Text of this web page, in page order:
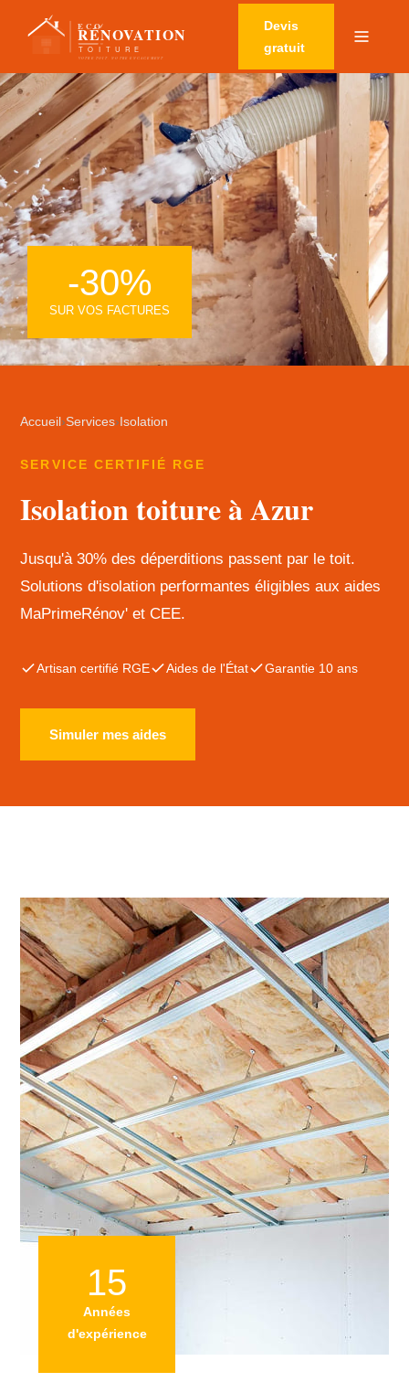
Devis
gratuit
Accueil ›Services› Isolation
SERVICE CERTIFIÉ RGE
Isolation toiture à Azur
Jusqu'à 30% des déperditions passent par le toit.
Solutions d'isolation performantes éligibles aux aides
MaPrimeRénov' et CEE.
Artisan certifié RGE Aides de l'État Garantie 10 ans
Simuler mes aides
-30%
SUR VOS FACTURES
15
Années
d'expérience